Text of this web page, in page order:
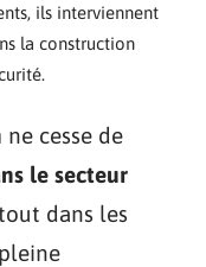
ils interviennent
la construction
ne cesse de
le secteur
dans les